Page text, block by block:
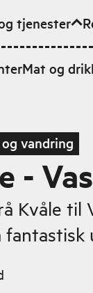
tjenester
Mat og
vandring
-
Kvåle til